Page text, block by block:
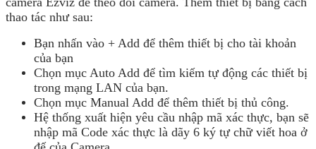
thao tác như sau:
Bạn nhấn vào + Add để thêm thiết bị cho tài khoản
của bạn
Chọn mục Auto Add để tìm kiếm tự động các thiết bị
trong mạng LAN của bạn.
Chọn mục Manual Add để thêm thiết bị thủ công.
Hệ thống xuất hiện yêu cầu nhập mã xác thực, bạn sẽ
nhập mã Code xác thực là dãy 6 ký tự chữ viết hoa ở